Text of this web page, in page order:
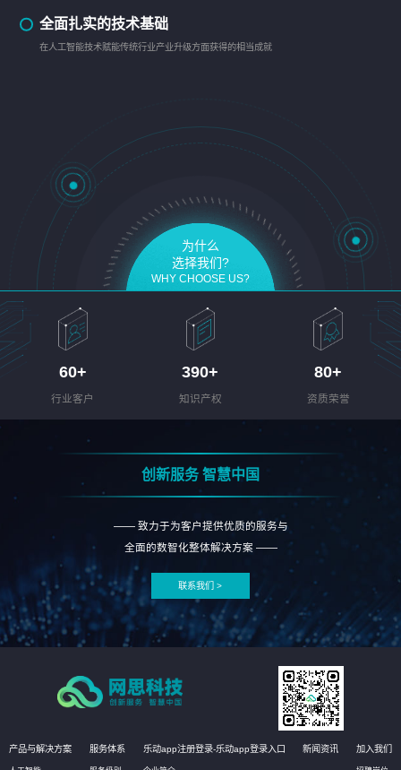
全面扎实的技术基础
在人工智能技术赋能传统行业产业升级方面获得的相当成就
为什么
选择我们?
WHY CHOOSE US?
60+
行业客户
390+
知识产权
80+
资质荣誉
创新服务 智慧中国
—— 致力于为客户提供优质的服务与
全面的数智化整体解决方案 ——
联系我们 >
产品与解决方案 服务体系 乐动app注册登录-乐动app登录入口 新闻资讯 加入我们